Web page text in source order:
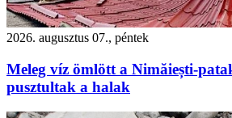
2026. augusztus 07., péntek
Meleg víz ömlött a Nimăiești-
pusztultak a halak